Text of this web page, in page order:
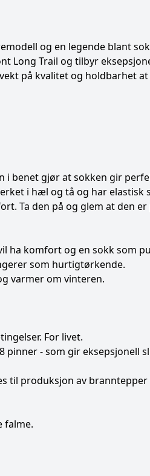
og en legende blant
Long Trail og tilbyr
på kvalitet og holdbarhet
i benet gjør at sokken gir
i hæl og tå og har
Ta den på og glem at den er
ha komfort og en sokk som
som hurtigtørkende.
varmer om vinteren.
For livet.
pinner - som gir eksepsjonell
til produksjon av
falme.